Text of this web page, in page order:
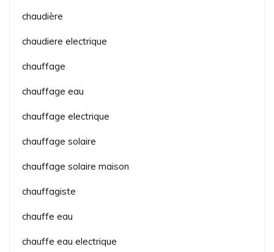
chaudière
chaudiere electrique
chauffage
chauffage eau
chauffage electrique
chauffage solaire
chauffage solaire maison
chauffagiste
chauffe eau
chauffe eau electrique